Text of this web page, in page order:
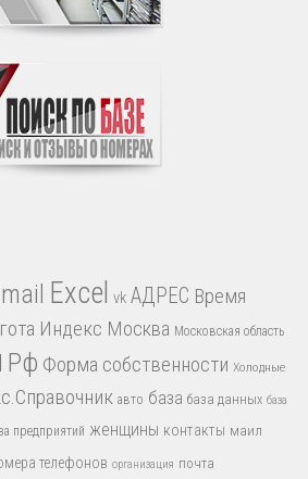
Excel vk АДРЕС Время
Индекс Москва Московская область
Рф Форма собственности Холодные
авто база база данных база
предприятий женщины контакты маил
телефонов организация почта